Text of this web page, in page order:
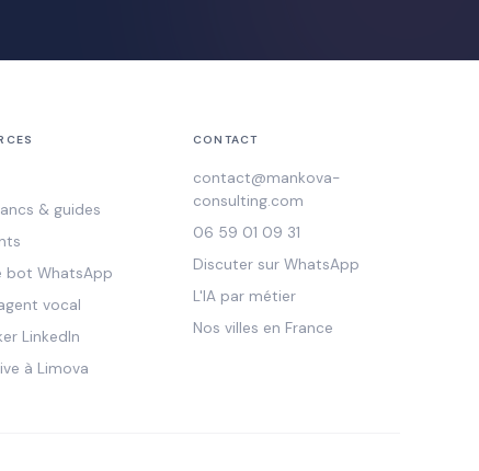
& guides
bot WhatsApp
vocal
LinkedIn
à Limova
CONTACT
contact@mankova-
consulting.com
06 59 01 09 31
Discuter sur WhatsApp
L'IA par métier
Nos villes en France